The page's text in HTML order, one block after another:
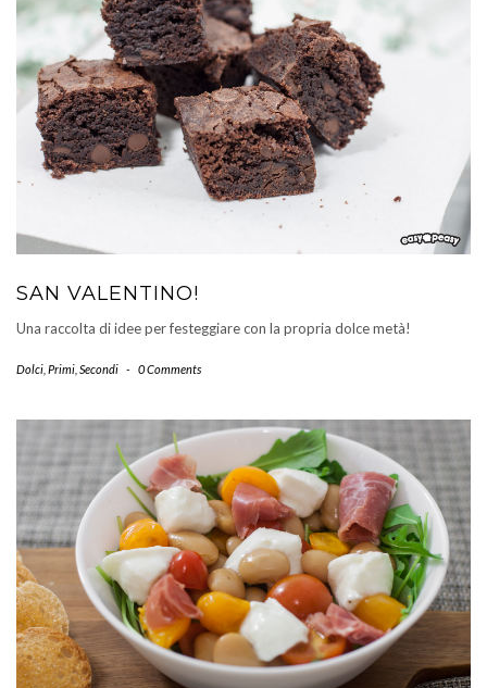
SAN VALENTINO!
Una raccolta di idee per festeggiare con la propria dolce metà!
Dolci Primi Secondi - 0 Comments